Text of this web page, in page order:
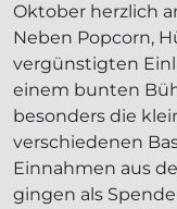
Oktober herzlich
Neben Popcorn,
vergünstigten
einem bunten
besonders die
verschiedenen
Einnahmen aus
gingen als